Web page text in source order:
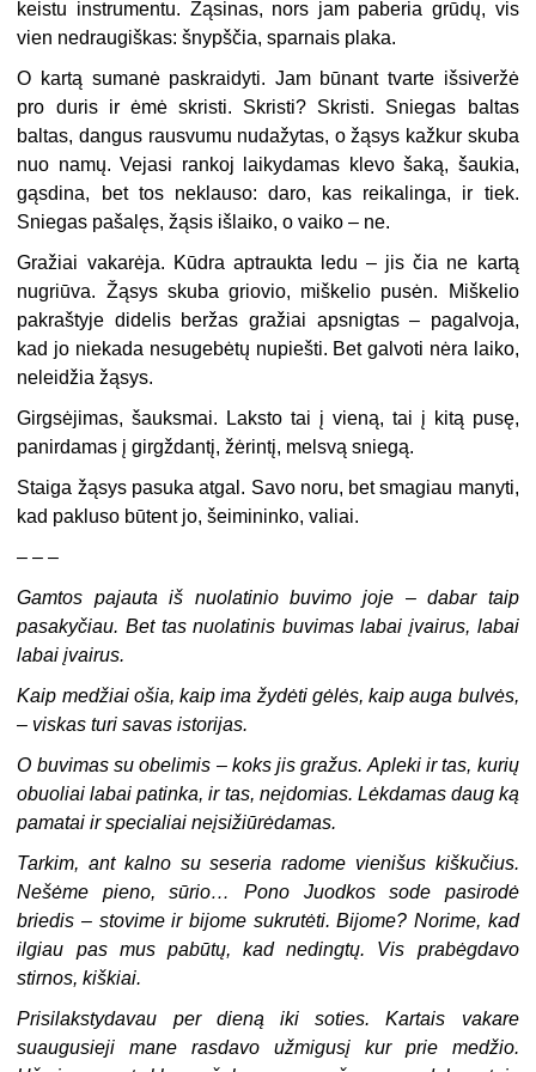
keistu instrumentu. Žąsinas, nors jam paberia grūdų, vis
vien nedraugiškas: šnypščia, sparnais plaka.
O kartą sumanė paskraidyti. Jam būnant tvarte išsiveržė
pro duris ir ėmė skristi. Skristi? Skristi. Sniegas baltas
baltas, dangus rausvumu nudažytas, o žąsys kažkur skuba
nuo namų. Vejasi rankoj
laikydamas klevo šaką, šaukia,
gąsdina, bet tos neklauso: daro, kas reikalinga, ir tiek.
Sniegas pašalęs, žąsis išlaiko, o vaiko – ne.
Gražiai vakarėja. Kūdra aptraukta ledu – jis čia ne kartą
nugriūva. Žąsys skuba griovio, miškelio pusėn. Miškelio
pakraštyje didelis beržas gražiai apsnigtas – pagalvoja,
kad jo niekada nesugebėtų nupiešti. Bet galvoti nėra laiko,
neleidžia žąsys.
Girgsėjimas, šauksmai. Laksto tai į vieną, tai į kitą pusę,
panirdamas į girgždantį, žėrintį, melsvą sniegą.
Staiga žąsys pasuka atgal. Savo noru, bet smagiau manyti,
kad pakluso būtent jo, šeimininko, valiai.
– – –
Gamtos pajauta iš nuolatinio buvimo joje – dabar taip
pasakyčiau. Bet tas nuolatinis buvimas labai įvairus, labai
labai įvairus.
Kaip medžiai ošia, kaip ima žydėti gėlės, kaip auga bulvės,
– viskas turi savas istorijas.
O buvimas su obelimis – koks jis gražus. Apleki ir tas, kurių
obuoliai labai patinka, ir tas, neįdomias. Lėkdamas daug ką
pamatai ir specialiai neįsižiūrėdamas.
Tarkim, ant kalno su seseria radome vienišus kiškučius.
Nešėme pieno, sūrio… Pono Juodkos sode pasirodė
briedis – stovime ir bijome sukrutėti. Bijome? Norime, kad
ilgiau pas mus pabūtų, kad nedingtų. Vis prabėgdavo
stirnos, kiškiai.
Prisilakstydavau per dieną iki soties. Kartais vakare
suaugusieji mane rasdavo užmigusį kur prie medžio.